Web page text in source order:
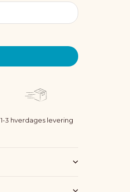
1-3 hverdages levering